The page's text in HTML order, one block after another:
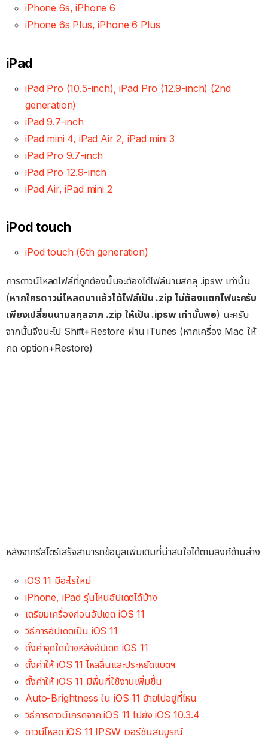
iPhone 6s, iPhone 6
iPhone 6s Plus, iPhone 6 Plus
iPad
iPad Pro (10.5-inch), iPad Pro (12.9-inch) (2nd
generation)
iPad 9.7-inch
iPad mini 4, iPad Air 2, iPad mini 3
iPad Pro 9.7-inch
iPad Pro 12.9-inch
iPad Air, iPad mini 2
iPod touch
iPod touch (6th generation)
การดาวน์โหลดไฟล์ที่ถูกต้องนั้นจะต้องได้ไฟล์นามสกลุ .ipsw เท่านั้น
(หากใครดาวน์โหลดมาแล้วได้ไฟล์เป็น .zip ไม่ต้องแตกไฟนะครับ
เพียงเปลี่ยนนามสกุลจาก .zip ให้เป็น .ipsw เท่านั้นพอ) นะครับ
จากนั้นจึงนะไป Shift+Restore ผ่าน iTunes (หากเครื่อง Mac ให้
กด option+Restore)
หลังจากรีสโตร์เสร็จสามารถข้อมูลเพิ่มเติมที่น่าสนใจได้ตามลิงก์ด้านล่าง
iOS 11 มีอะไรใหม่
iPhone, iPad รุ่นไหนอัปเดตได้บ้าง
เตรียมเครื่องก่อนอัปเดต iOS 11
วิธีการอัปเดตเป็น iOS 11
ตั้งค่าจุดใดบ้างหลังอัปเดต iOS 11
ตั้งค่าให้ iOS 11 ไหลลื่นและประหยัดแบตฯ
ตั้งค่าให้ iOS 11 มีพื้นที่ใช้งานเพิ่มขึ้น
Auto-Brightness ใน iOS 11 ย้ายไปอยู่ที่ไหน
วิธีการดาวน์เกรดจาก iOS 11 ไปยัง iOS 10.3.4
ดาวน์โหลด iOS 11 IPSW เวอร์ชันสมบูรณ์